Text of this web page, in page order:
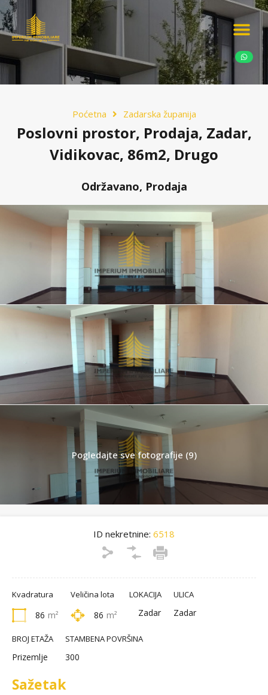
Poćetna Zadarska županija
Poslovni prostor, Prodaja, Zadar,
Vidikovac, 86m2, Drugo
Održavano, Prodaja
Pogledajte sve fotografije (9)
ID nekretnine: 6518
Kvadratura
86 m²
Veličina lota
86 m²
LOKACIJA
Zadar
ULICA
Zadar
BROJ ETAŽA
Prizemlje
STAMBENA POVRŠINA
300
Sažetak